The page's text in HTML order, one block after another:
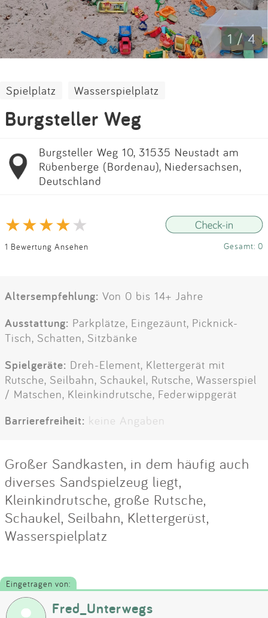
Anmelden 1 / 4
Spielplatz Wasserspielplatz
Burgsteller Weg
Burgsteller Weg 10, 31535 Neustadt am
Rübenberge (Bordenau), Niedersachsen,
Deutschland
1 Bewertung Ansehen Gesamt: 0
Altersempfehlung: Von 0 bis 14+ Jahre
Ausstattung: Parkplätze, Eingezäunt, Picknick-
Tisch, Schatten, Sitzbänke
Spielgeräte: Dreh-Element, Klettergerät mit
Rutsche, Seilbahn, Schaukel, Rutsche, Wasserspiel
/ Matschen, Kleinkindrutsche, Federwippgerät
Barrierefreiheit: keine Angaben
Großer Sandkasten, in dem häufig auch
diverses Sandspielzeug liegt,
Kleinkindrutsche, große Rutsche,
Schaukel, Seilbahn, Klettergerüst,
Wasserspielplatz
Eingetragen von:
Fred_Unterwegs